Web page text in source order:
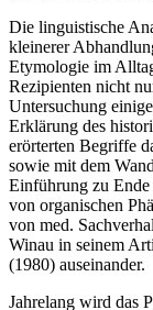
Die linguistische
kleinerer
Etymologie im
Rezipienten nicht
Untersuchung
Erklärung des
erörterten Begriffe
sowie mit dem
Einführung zu Ende
von organischen
von med.
Winau in seinem